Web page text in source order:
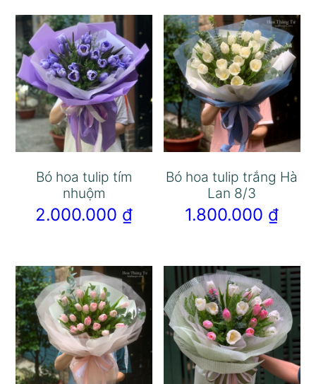
Bó hoa tulip tím
nhuộm
2.000.000 ₫
Bó hoa tulip trắng Hà
Lan 8/3
1.800.000 ₫